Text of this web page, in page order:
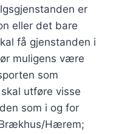
er
eller det bare
få gjenstanden i
muligens være
som
utføre visse
som i og for
Hærem;